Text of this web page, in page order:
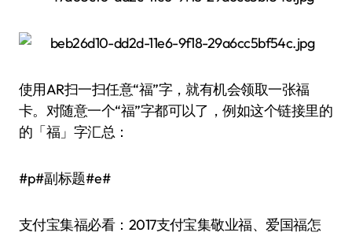
使用AR扫一扫任意“福”字，就有机会领取一张福
卡。对随意一个“福”字都可以了，例如这个链接里的
的「福」字汇总：
#p#副标题#e#
支付宝集福必看：2017支付宝集敬业福、爱国福怎